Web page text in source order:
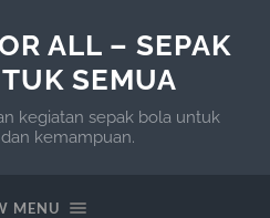
ALL – SEPAK
SEMUA
kegiatan sepak bola untuk
kemampuan.
MENU